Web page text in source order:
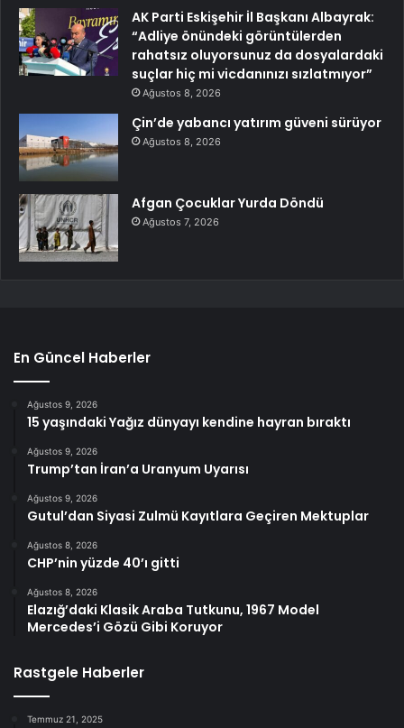
AK Parti Eskişehir İl Başkanı Albayrak:
“Adliye önündeki görüntülerden
rahatsız oluyorsunuz da dosyalardaki
suçlar hiç mi vicdanınızı sızlatmıyor”
Ağustos 8, 2026
Çin’de yabancı yatırım güveni sürüyor
Ağustos 8, 2026
Afgan Çocuklar Yurda Döndü
Ağustos 7, 2026
En Güncel Haberler
Ağustos 9, 2026
15 yaşındaki Yağız dünyayı kendine hayran bıraktı
Ağustos 9, 2026
Trump’tan İran’a Uranyum Uyarısı
Ağustos 9, 2026
Gutul’dan Siyasi Zulmü Kayıtlara Geçiren Mektuplar
Ağustos 8, 2026
CHP’nin yüzde 40’ı gitti
Ağustos 8, 2026
Elazığ’daki Klasik Araba Tutkunu, 1967 Model
Mercedes’i Gözü Gibi Koruyor
Rastgele Haberler
Temmuz 21, 2025